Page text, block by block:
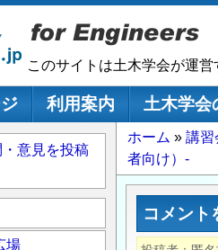
このサイトは土木学会が運
ーション利用案内 土木学会
パ
ン
く
ホーム
講習
者向け）‐
コメント
意見を投稿
場